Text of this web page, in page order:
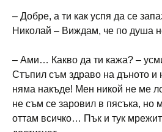
– Добре, а ти как успя да се
Николай – Виждам, че по душа
– Ами… Какво да ти кажа? –
Стъпил съм здраво на дъното и
няма накъде! Мен никой не ме
не съм се заровил в пясъка, но
оттам всичко… Пък и тук